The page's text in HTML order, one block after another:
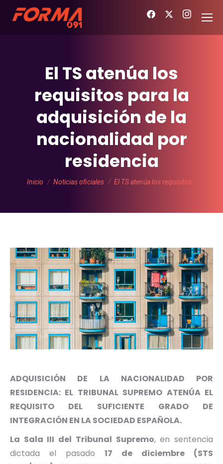
El TS atenúa los
requisitos para la
adquisición de la
nacionalidad por
residencia
Estás aquí:
Inicio Noticias oficiales El TS atenúa los requisitos…
ADQUISICIÓN DE LA NACIONALIDAD POR
RESIDENCIA: EL TRIBUNAL SUPREMO ATENÚA EL
REQUISITO DEL SUFICIENTE GRADO DE
INTEGRACIÓN EN LA SOCIEDAD ESPAÑOLA.
La Sala III del Tribunal Supremo, en sentencia
dictada el pasado 17 de diciembre (STS